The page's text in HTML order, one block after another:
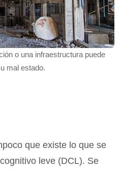
o una infraestructura puede
mal estado.
que existe lo que se
leve (DCL). Se